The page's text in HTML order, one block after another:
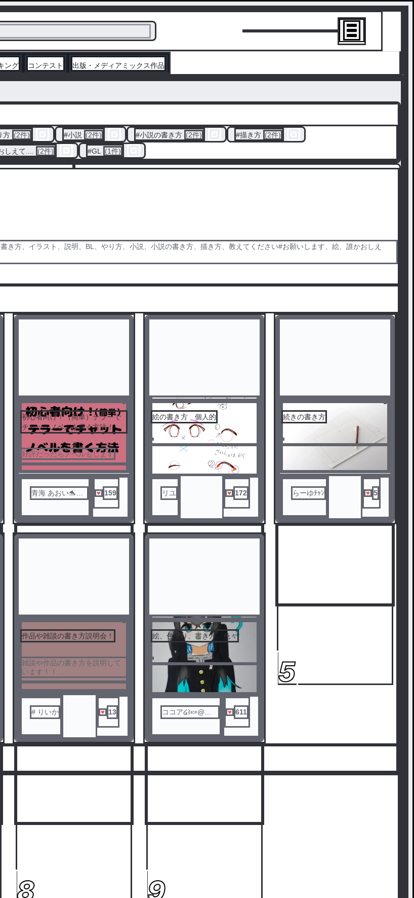
ング コンテスト 出版・メディアミックス作品
方 (2件) #小説 (2件) #小説の書き方 (2件) #描き方 (2件)
しえて.... (2件) #GL (1件)
方、イラスト、説明、BL、やり方、小説、小説の書き方、描き方、教えてください#お願いします、絵、誰かおしえ
初心者向け！（簡単）テラーで
チャットノベルを書く方法！
好評だったらノベルもします
青海 あおい🐬
159
3
絵の書き方 個人的
リユ 172
4
続きの書き方
らーゆﾁｬﾝ 5
5
作品や雑談の書き方説明会！
雑談や作品の書き方を説明して
います！！
分からないことなどありました
ら、コメントしていただけると
対応いたします🙌🏻
# りいか
13
8
絵、色塗り、書き方、色々
ココア໒꒱🍬@深
611
9